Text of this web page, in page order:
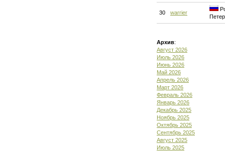
30 warrier
Архив:
Август 2026
Июль 2026
Июнь 2026
Май 2026
Апрель 2026
Март 2026
Февраль 2026
Январь 2026
Декабрь 2025
Ноябрь 2025
Октябрь 2025
Сентябрь 2025
Август 2025
Июль 2025